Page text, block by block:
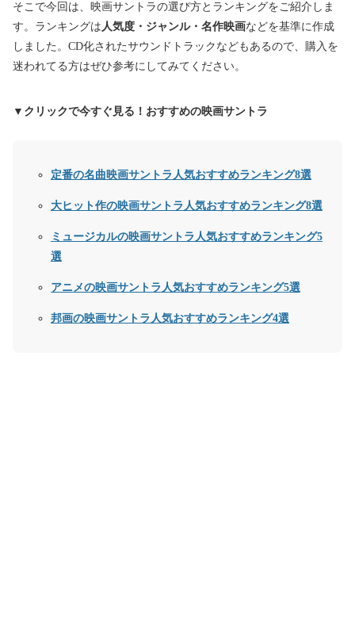
そこで今回は、映画サントラの選び方とランキングをご紹介しま
す。ランキングは 人気度・ジャンル・名作映画などを基準に作成
しました。CD化されたサウンドトラックなどもあるので、購入を
迷われてる方はぜひ参考にしてみてください。
▼クリックで今すぐ見る！おすすめの映画サントラ
定番の名曲映画サントラ人気おすすめランキング8選
大ヒット作の映画サントラ人気おすすめランキング8選
ミュージカルの映画サントラ人気おすすめランキング5
選
アニメの映画サントラ人気おすすめランキング5選
邦画の映画サントラ人気おすすめランキング4選